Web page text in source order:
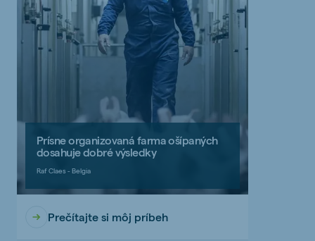
Prísne organizovaná farma ošípaných
dosahuje dobré výsledky
Raf Claes - Belgia
Prečítajte si môj príbeh